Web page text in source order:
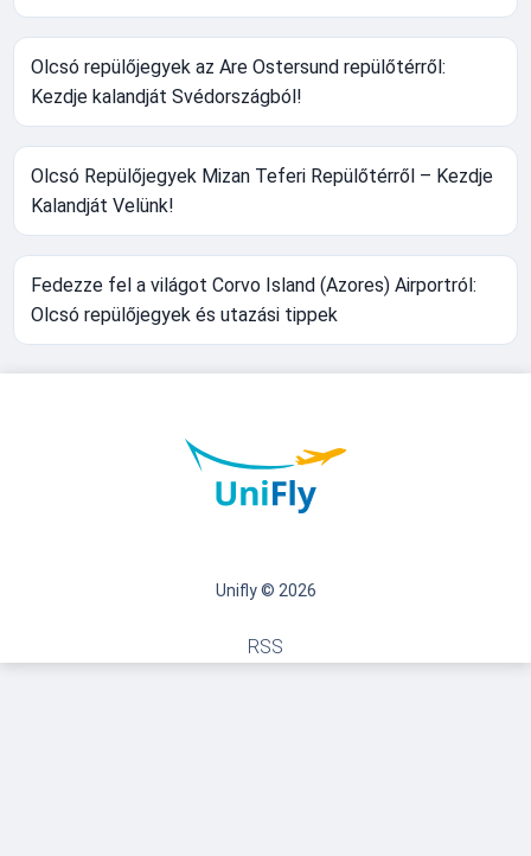
Olcsó repülőjegyek az Are Ostersund repülőtérről:
Kezdje kalandját Svédországból!
Olcsó Repülőjegyek Mizan Teferi Repülőtérről – Kezdje
Kalandját Velünk!
Fedezze fel a világot Corvo Island (Azores) Airportról:
Olcsó repülőjegyek és utazási tippek
Unifly © 2026
RSS